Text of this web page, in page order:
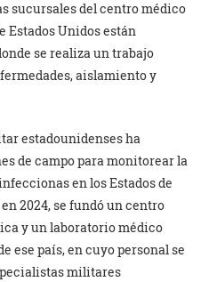
sucursales del centro médico
Estados Unidos están
se realiza un trabajo
aislamiento y
estadounidenses ha
de campo para monitorear la
en los Estados de
2024, se fundó un centro
y un laboratorio médico
ese país, en cuyo personal se
militares